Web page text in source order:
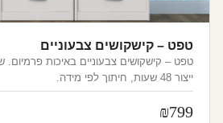
טפט – קישקושים צבעוניים
טפט – קישקושים צבעוניים באיכות פרמיום.
ייצור 48 שעות, חיתוך לפי מידה.
₪799